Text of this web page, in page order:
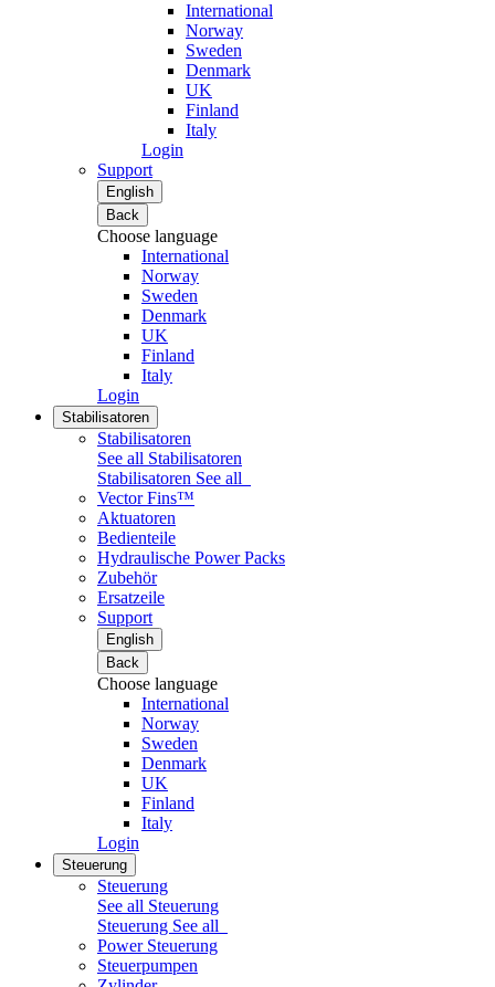
International
Norway
Sweden
Denmark
UK
Finland
Italy
Login
Support
English
Back
Choose language
International
Norway
Sweden
Denmark
UK
Finland
Italy
Login
Stabilisatoren
Stabilisatoren
See all Stabilisatoren
Stabilisatoren See all
Vector Fins™
Aktuatoren
Bedienteile
Hydraulische Power Packs
Zubehör
Ersatzeile
Support
English
Back
Choose language
International
Norway
Sweden
Denmark
UK
Finland
Italy
Login
Steuerung
Steuerung
See all Steuerung
Steuerung See all
Power Steuerung
Steuerpumpen